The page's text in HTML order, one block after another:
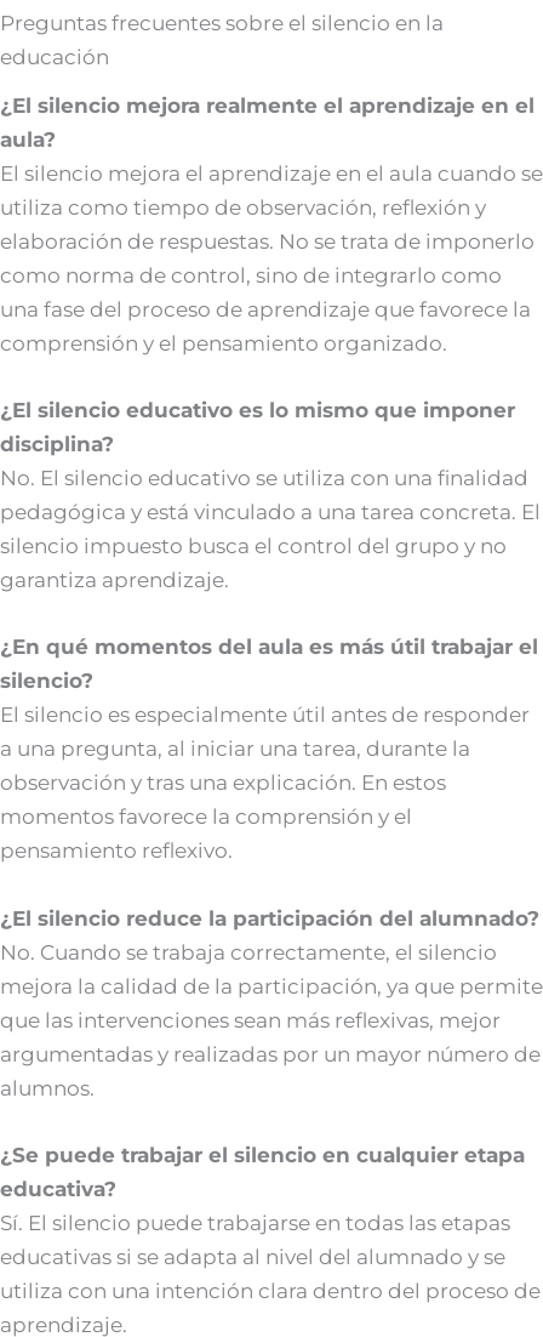
Preguntas frecuentes sobre el silencio en la
educación
¿El silencio mejora realmente el aprendizaje en el
aula?
El silencio mejora el aprendizaje en el aula cuando se
utiliza como tiempo de observación, reflexión y
elaboración de respuestas. No se trata de imponerlo
como norma de control, sino de integrarlo como
una fase del proceso de aprendizaje que favorece la
comprensión y el pensamiento organizado.
¿El silencio educativo es lo mismo que imponer
disciplina?
No. El silencio educativo se utiliza con una finalidad
pedagógica y está vinculado a una tarea concreta. El
silencio impuesto busca el control del grupo y no
garantiza aprendizaje.
¿En qué momentos del aula es más útil trabajar el
silencio?
El silencio es especialmente útil antes de responder
a una pregunta, al iniciar una tarea, durante la
observación y tras una explicación. En estos
momentos favorece la comprensión y el
pensamiento reflexivo.
¿El silencio reduce la participación del alumnado?
No. Cuando se trabaja correctamente, el silencio
mejora la calidad de la participación, ya que permite
que las intervenciones sean más reflexivas, mejor
argumentadas y realizadas por un mayor número de
alumnos.
¿Se puede trabajar el silencio en cualquier etapa
educativa?
Sí. El silencio puede trabajarse en todas las etapas
educativas si se adapta al nivel del alumnado y se
utiliza con una intención clara dentro del proceso de
aprendizaje.